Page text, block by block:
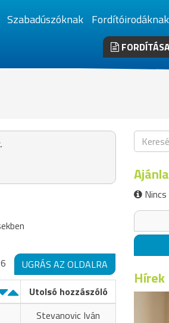
Szabadúszóknak Fordítóirodáknak
UGRÁS AZ OLDALRA
Utolsó hozzászóló
Stevanovic Iván
Nincs
Hírek